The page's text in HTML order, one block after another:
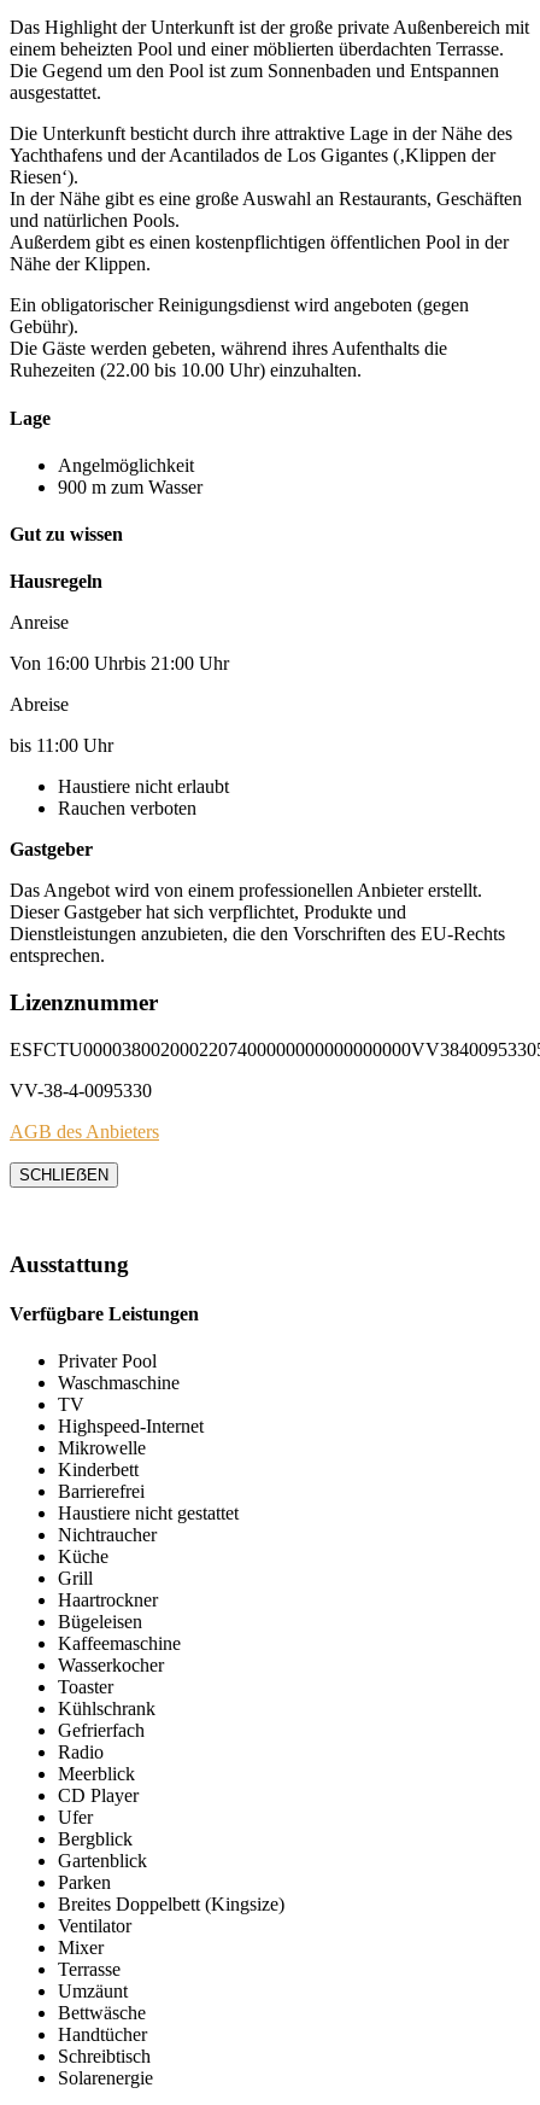
Das Highlight der Unterkunft ist der große private Außenbereich mit
einem beheizten Pool und einer möblierten überdachten Terrasse.
Die Gegend um den Pool ist zum Sonnenbaden und Entspannen
ausgestattet.
Die Unterkunft besticht durch ihre attraktive Lage in der Nähe des
Yachthafens und der Acantilados de Los Gigantes (‚Klippen der
Riesen‘).
In der Nähe gibt es eine große Auswahl an Restaurants, Geschäften
und natürlichen Pools.
Außerdem gibt es einen kostenpflichtigen öffentlichen Pool in der
Nähe der Klippen.
Ein obligatorischer Reinigungsdienst wird angeboten (gegen
Gebühr).
Die Gäste werden gebeten, während ihres Aufenthalts die
Ruhezeiten (22.00 bis 10.00 Uhr) einzuhalten.
Lage
Angelmöglichkeit
900 m zum Wasser
Gut zu wissen
Hausregeln
Anreise
Von 16:00 Uhrbis 21:00 Uhr
Abreise
bis 11:00 Uhr
Haustiere nicht erlaubt
Rauchen verboten
Gastgeber
Das Angebot wird von einem professionellen Anbieter erstellt.
Dieser Gastgeber hat sich verpflichtet, Produkte und
Dienstleistungen anzubieten, die den Vorschriften des EU-Rechts
entsprechen.
Lizenznummer
VV-38-4-0095330
AGB des Anbieters
SCHLIEẞEN
Ausstattung
Verfügbare Leistungen
Privater Pool
Waschmaschine
TV
Highspeed-Internet
Mikrowelle
Kinderbett
Barrierefrei
Haustiere nicht gestattet
Nichtraucher
Küche
Grill
Haartrockner
Bügeleisen
Kaffeemaschine
Wasserkocher
Toaster
Kühlschrank
Gefrierfach
Radio
Meerblick
CD Player
Ufer
Bergblick
Gartenblick
Parken
Breites Doppelbett (Kingsize)
Ventilator
Mixer
Terrasse
Umzäunt
Bettwäsche
Handtücher
Schreibtisch
Solarenergie